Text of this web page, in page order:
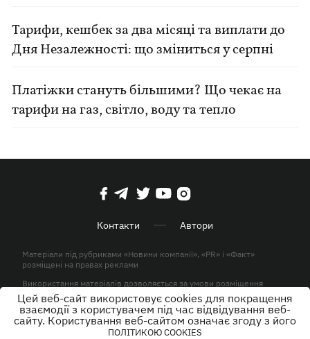
Тарифи, кешбек за два місяці та виплати до
Дня Незалежності: що зміниться у серпні
Платіжки стануть більшими? Що чекає на
тарифи на газ, світло, воду та тепло
Контакти Автори
Матеріали під рубриками «Новини компанії», «PR» і «Факт»
розміщені на правах реклами
Використання матеріалів дозволяється за умови розміщення
активного гіперпосилання на KP.UA в першому абзаці.
© ТОВ «ЮЛАВ МЕДІА» 2026. Всі права захищені.
Цей веб-сайт використовує cookies для покращення
взаємодії з користувачем під час відвідування веб-
сайту. Користування веб-сайтом означає згоду з його
ПОЛІТИКОЮ COOKIES